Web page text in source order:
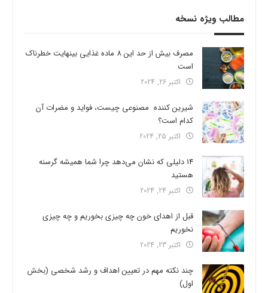
مطالب ویژه نسخه
مصرف بیش از حد این 8 ماده غذایی بینهایت خطرناک
است
اکتبر 26, 2024
شیرین کننده مصنوعی چیست، فواید و مضرات آن
کدام است؟
اکتبر 25, 2024
14 دلیلی که نشان می‌دهد چرا شما همیشه گرسنه
هستید
اکتبر 24, 2024
قبل از اهدای خون چه چیزی بخوریم و چه چیزی
نخوریم
اکتبر 23, 2024
چند نکته مهم در تعیین اهداف و رشد شخصی (بخش
اول)